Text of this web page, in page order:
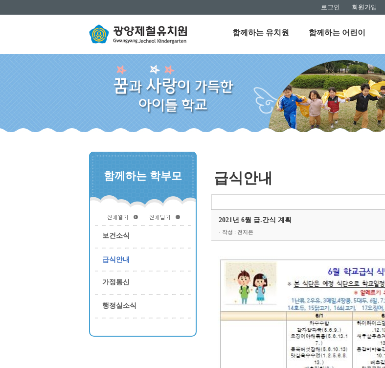
로그인 회원가입
함께하는 유치원 함께하는 어린이
함께하는 학부모
보건소식
급식안내
가정통신
행정실소식
급식안내
2021년 6월 급.간식 계획
· 작성 : 전지은